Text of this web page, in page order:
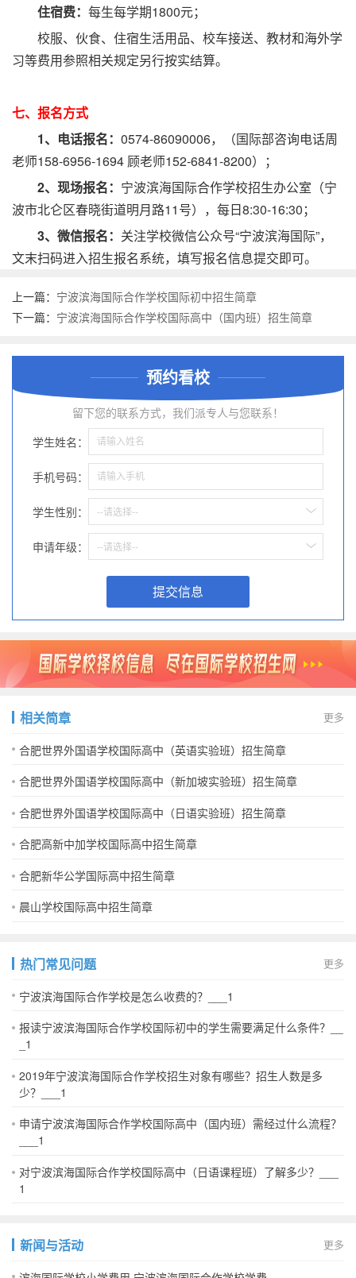
住宿费： 每生每学期1800元；
校服、伙食、住宿生活用品、校车接送、教材和海外学
习等费用参照相关规定另行按实结算。
七、报名方式
1、电话报名： 0574-86090006，（国际部咨询电话周
老师158-6956-1694 顾老师152-6841-8200）；
2、现场报名： 宁波滨海国际合作学校招生办公室（宁
波市北仑区春晓街道明月路11号），每日8:30-16:30；
3、微信报名： 关注学校微信公众号“宁波滨海国际”，
文末扫码进入招生报名系统，填写报名信息提交即可。
上一篇： 宁波滨海国际合作学校国际初中招生简章
下一篇： 宁波滨海国际合作学校国际高中（国内班）招生简章
预约看校
留下您的联系方式，我们派专人与您联系！
学生姓名：
手机号码：
学生性别： --请选择--
申请年级： --请选择--
提交信息
相关简章 更多
合肥世界外国语学校国际高中（英语实验班）招生简章
合肥世界外国语学校国际高中（新加坡实验班）招生简章
合肥世界外国语学校国际高中（日语实验班）招生简章
合肥高新中加学校国际高中招生简章
合肥新华公学国际高中招生简章
晨山学校国际高中招生简章
热门常见问题 更多
宁波滨海国际合作学校是怎么收费的？___1
报读宁波滨海国际合作学校国际初中的学生需要满足什么条件？__
_1
2019年宁波滨海国际合作学校招生对象有哪些？招生人数是多
少？___1
申请宁波滨海国际合作学校国际高中（国内班）需经过什么流程？
___1
对宁波滨海国际合作学校国际高中（日语课程班）了解多少？___
1
新闻与活动 更多